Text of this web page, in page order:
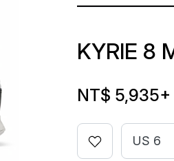
KYRIE 8
NT$ 5,935+
US 6